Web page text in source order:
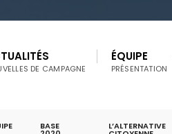
DE CAMPAGNE
ÉQUIPE
PRÉSENTATION
BASE L’ALTERNATIVE